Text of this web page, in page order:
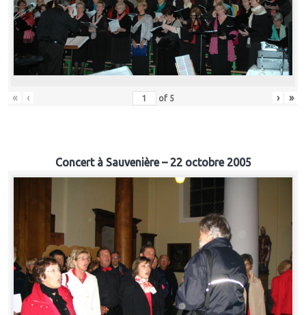
« ‹ of 5 › »
Concert à Sauvenière – 22 octobre 2005